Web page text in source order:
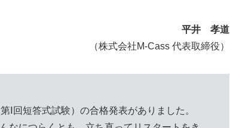
平井 孝道
（株式会社M-Cass 代表取締役）
Ⅰ回短答式試験）の合格発表がありました。